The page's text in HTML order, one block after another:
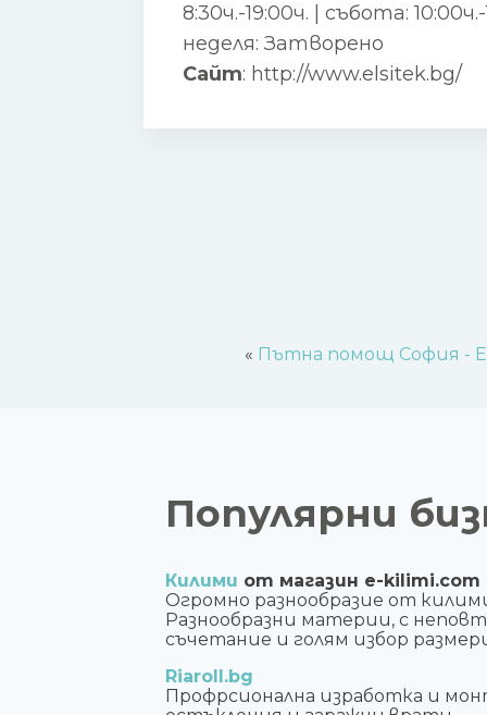
8:30ч.-19:00ч. | събота: 10:00ч.-
неделя: Затворено
Сайт: http://www.elsitek.bg/
« Пътна помощ София -
Популярни
Килими от магазин e-kilimi.com
Огромно разнообразие от
Разнообразни материи, с
съчетание и голям избор
Riaroll.bg
Профрсионална изработка и